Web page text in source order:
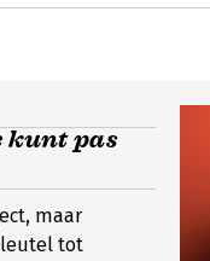
kunt pas
maar
tot